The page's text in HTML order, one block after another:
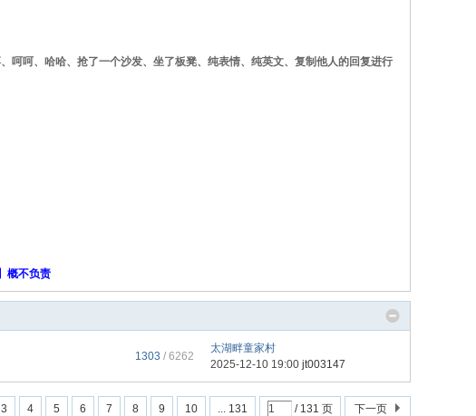
呵、哈哈、抢了一个沙发、坐了板凳、纯表情、纯英文、复制他人的回复进行
概不负责
1303 / 6262
太湖畔童家村
2025-12-10 19:00 jt003147
3 4 5 6 7 8 9 10 ... 131 / 131 页 下一页